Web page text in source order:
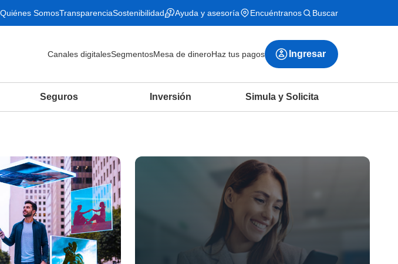
Quiénes SomosTransparenciaSostenibilidad Ayuda y asesoría Encuéntranos Buscar
Canales digitalesSegmentosMesa de dineroHaz tus pagos Ingresar
Seguros Inversión Simula y Solicita